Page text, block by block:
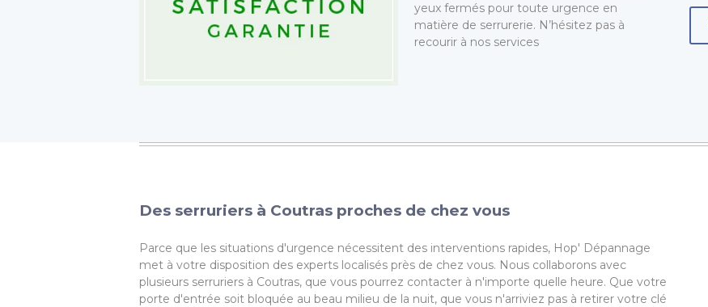
yeux fermés pour toute urgence en
matière de serrurerie. N’hésitez pas à
recourir à nos services
Des serruriers à Coutras proches de chez vous
Parce que les situations d'urgence nécessitent des interventions rapides, Hop' Dépannage
met à votre disposition des experts localisés près de chez vous. Nous collaborons avec
plusieurs serruriers à Coutras, que vous pourrez contacter à n'importe quelle heure. Que votre
porte d'entrée soit bloquée au beau milieu de la nuit, que vous n'arriviez pas à retirer votre clé